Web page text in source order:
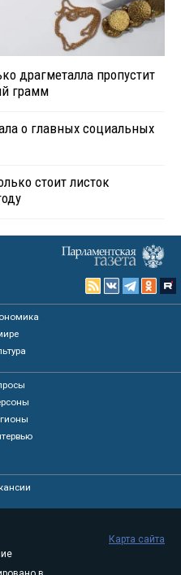
драгметалла пропустит
грамм
о главных социальных
стоит листок
Карта сайта